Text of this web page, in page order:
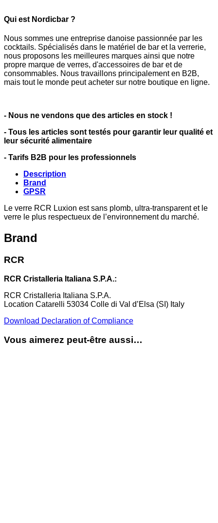
Qui est Nordicbar ?
Nous sommes une entreprise danoise passionnée par les
cocktails. Spécialisés dans le matériel de bar et la verrerie,
nous proposons les meilleures marques ainsi que notre
propre marque de verres, d'accessoires de bar et de
consommables. Nous travaillons principalement en B2B,
mais tout le monde peut acheter sur notre boutique en ligne.
- Nous ne vendons que des articles en stock !
- Tous les articles sont testés pour garantir leur qualité et
leur sécurité alimentaire
- Tarifs B2B pour les professionnels
Description
Brand
GPSR
Le verre RCR Luxion est sans plomb, ultra-transparent et le
verre le plus respectueux de l’environnement du marché.
Brand
RCR
RCR Cristalleria Italiana S.P.A.:
RCR Cristalleria Italiana S.P.A.
Location Catarelli 53034 Colle di Val d’Elsa (SI) Italy
Download Declaration of Compliance
Vous aimerez peut-être aussi…